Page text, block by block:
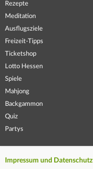
Rezepte
Meditation
Ausflugsziele
Freizeit-Tipps
Ticketshop
Lotto Hessen
Spiele
Mahjong
Backgammon
Quiz
Partys
Impressum und Datenschutz